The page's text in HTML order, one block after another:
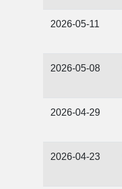
2026-05-11
2026-05-08
2026-04-29
2026-04-23